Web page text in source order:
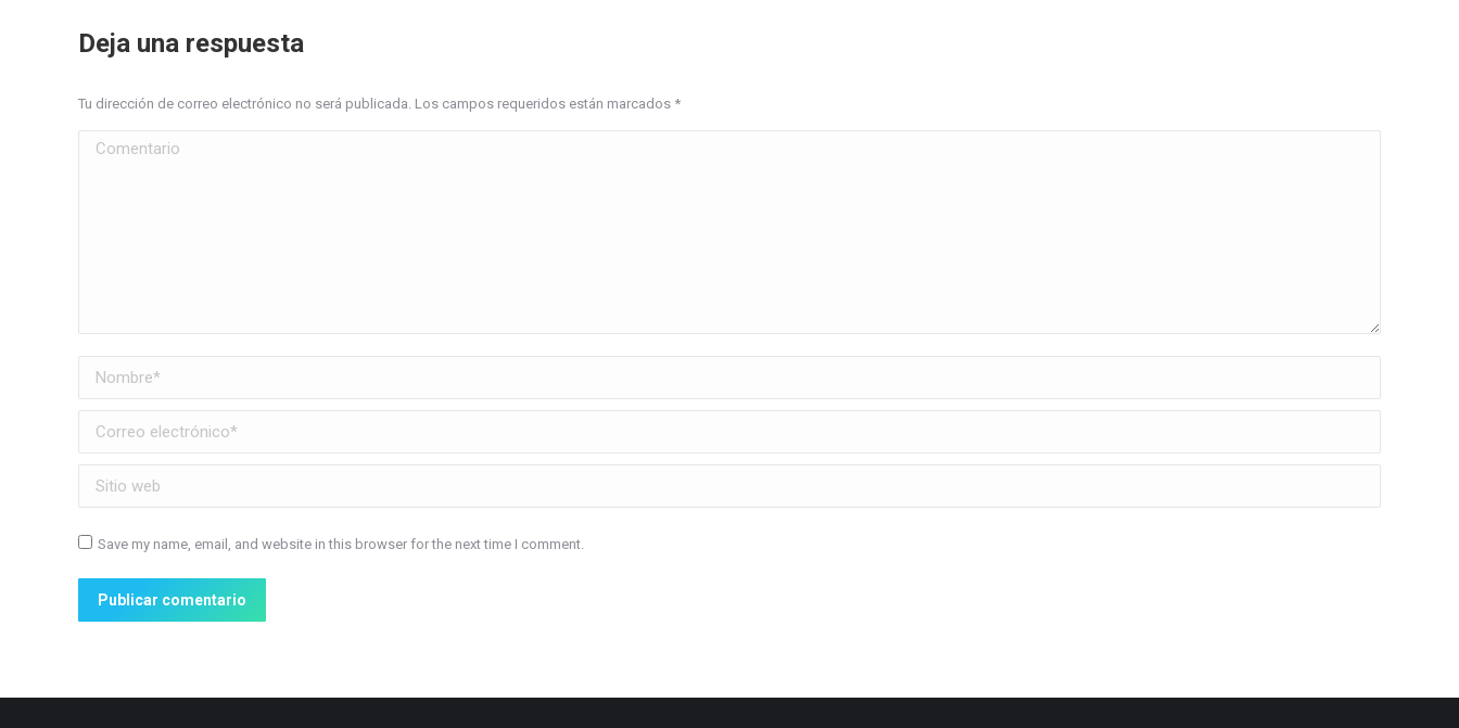
Deja una respuesta
Tu dirección de correo electrónico no será publicada. Los campos requeridos están marcados *
Comentario
Nombre *
Correo electrónico *
Sitio web
Save my name, email, and website in this browser for the next time I comment.
Publicar comentario